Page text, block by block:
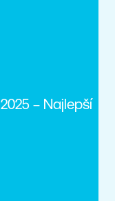
– Najlepší